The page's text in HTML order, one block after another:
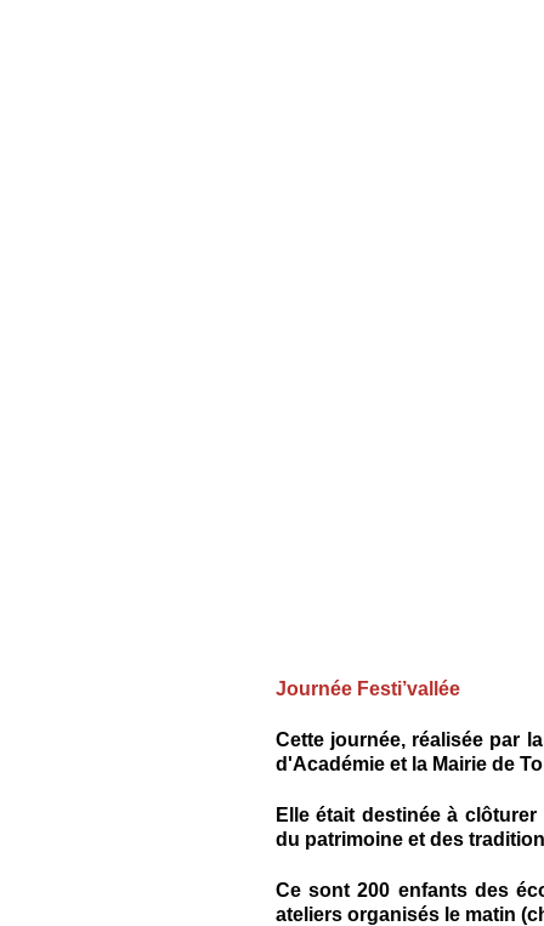
Journée Festi’vallée
Cette journée, réalisée par
d'Académie et la Mairie de
Elle était destinée à
du patrimoine et des
Ce sont 200 enfants des
ateliers organisés le matin